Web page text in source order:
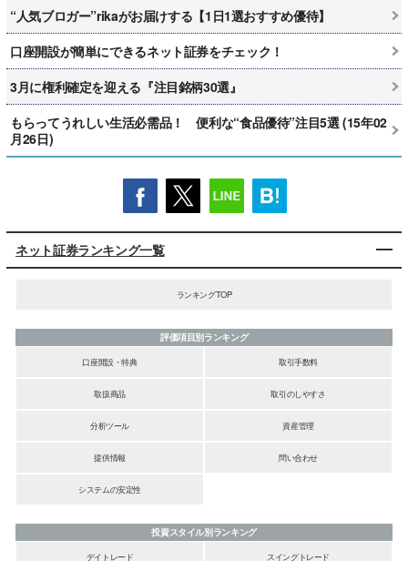
“人気ブロガー”rikaがお届けする【1日1選おすすめ優待】
口座開設が簡単にできるネット証券をチェック！
3月に権利確定を迎える『注目銘柄30選』
もらってうれしい生活必需品！ 便利な“食品優待”注目5選 (15年02
月26日)
ネット証券ランキング一覧
ランキングTOP
評価項目別ランキング
口座開設・特典
取引手数料
取扱商品 取引のしやすさ
分析ツール 資産管理
提供情報 問い合わせ
システムの安定性
投資スタイル別ランキング
デイトレード
スイングトレード